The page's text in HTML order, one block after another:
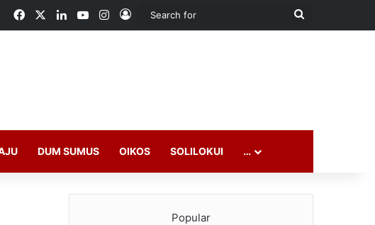
FacebookLinkedInYouTubeInstagram
Log In
Search
DUM SUMUS OIKOS SOLILOKUI …
Popular